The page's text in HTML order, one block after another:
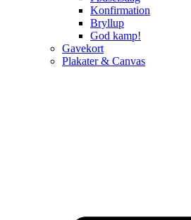
Konfirmation
Bryllup
God kamp!
Gavekort
Plakater & Canvas